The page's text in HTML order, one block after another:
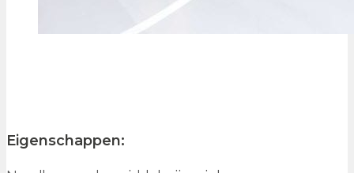
Eigenschappen: